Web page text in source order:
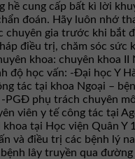
hề cung cấp bất kì lời
đoán. Hãy luôn nhớ
chuyên gia trước khi bắt
điều trị, chăm sóc sức
khoa: chuyên khoa II
độ học vấn: -Đại học Y
tác tại khoa Ngoại –
PGĐ phụ trách chuyên
viên y tế công tác tại
khoa tại Học viện Quân Y
và điều trị các bệnh lý
lây truyền qua